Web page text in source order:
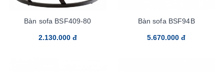
Bàn sofa BSF409-80
2.130.000 đ
Bàn sofa BSF94B
5.670.000 đ